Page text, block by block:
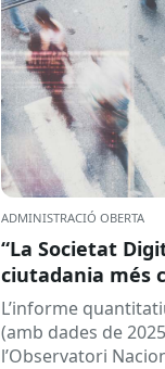
ADMINISTRACIÓ OBERTA
“La Societat
ciutadania més
la intel·ligència
L’informe
(amb dades de
l’Observatori